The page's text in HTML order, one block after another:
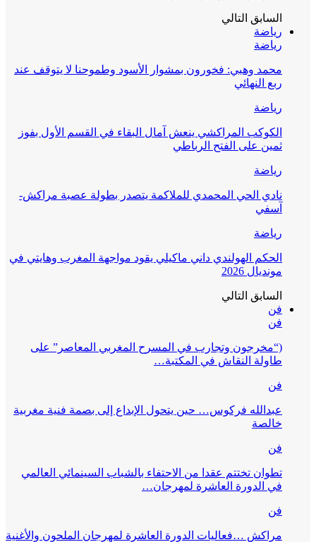
السابق التالي
رياضة
رياضة
محمد وهبي: فخورون بمشوار الأسود وطموحنا لا يتوقف عند
ربع النهائي
رياضة
الكوكب المراكشي ينعش آمال البقاء في القسم الأول بفوز
ثمين على الفتح الرباطي
رياضة
نادي الحي المحمدي للملاكمة يتصدر بطولة عصبة مراكش-
آسفي
رياضة
الحكم الهولندي داني ماكيلي يقود مواجهة المغرب وهايتي في
مونديال 2026
السابق التالي
فن
فن
(“مخرجون وتجارب في المسرح المغربي المعاصر” على
طاولة النقاش في المكتبة…
فن
عبدالله فركوس… حين يتحول الإبداع إلى بصمة فنية مغربية
خالصة
فن
تطوان تختتم عقدا من الاحتفاء بالشباب السينمائي العالمي
في الدورة العاشرة لمهرجان…
فن
مراكش …فعاليات الدورة العاشرة لمهرجان الملحون والأغنية